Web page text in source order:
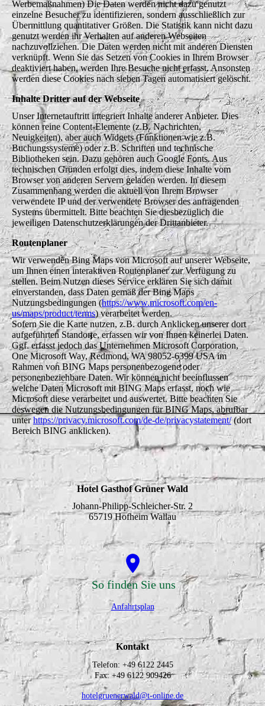
Werbemaßnahmen) Die Daten werden nicht dazu genutzt
einzelne Besucher zu identifizieren, sondern ausschließlich zur
Übermittlung quantitativer Größen. Die Statistik kann nicht dazu
genutzt werden ihr Verhalten auf anderen Webseiten
nachzuvollziehen. Die Daten werden nicht mit anderen Diensten
verknüpft. Wenn Sie das Setzen von Cookies in Ihrem Browser
deaktiviert haben, werden Ihre Besuche nicht erfasst. Ansonsten
werden diese Cookies nach sieben Tagen automatisiert gelöscht.
Inhalte Dritter auf der Webseite
Unser Internetauftritt integriert Inhalte anderer Anbieter. Dies
können reine Content-Elemente (z.B. Nachrichten,
Neuigkeiten), aber auch Widgets (Funktionen wie z.B.
Buchungssysteme) oder z.B. Schriften und technische
Bibliotheken sein. Dazu gehören auch Google Fonts. Aus
technischen Gründen erfolgt dies, indem diese Inhalte vom
Browser von anderen Servern geladen werden. In diesem
Zusammenhang werden die aktuell von Ihrem Browser
verwendete IP und der verwendete Browser des anfragenden
Systems übermittelt. Bitte beachten Sie diesbezüglich die
jeweiligen Datenschutzerklärungen der Drittanbieter.
Routenplaner
Wir verwenden Bing Maps von Microsoft auf unserer Webseite,
um Ihnen einen interaktiven Routenplaner zur Verfügung zu
stellen. Beim Nutzen dieses Service erklären Sie sich damit
einverstanden, dass Daten gemäß der Bing Maps
Nutzungsbedingungen (https://www.microsoft.com/en-
us/maps/product/terms) verarbeitet werden.
Sofern Sie die Karte nutzen, z.B. durch Anklicken unserer dort
aufgeführten Standorte, erfassen wir von Ihnen keinerlei Daten.
Ggf. erfasst jedoch das Unternehmen Microsoft Corporation,
One Microsoft Way, Redmond, WA 98052-6399 USA im
Rahmen von BING Maps personenbezogene oder
personenbeziehbare Daten. Wir können nicht beeinflussen
welche Daten Microsoft mit BING Maps erfasst, noch wie
Microsoft diese verarbeitet und auswertet. Bitte beachten Sie
deswegen die Nutzungsbedingungen für BING Maps, abrufbar
unterhttps://privacy.microsoft.com/de-de/privacystatement/(dort
Bereich BING anklicken).
Hotel Gasthof Grüner Wald
Johann-Philipp-Schleicher-Str. 2
65719 Hofheim Wallau
So finden Sie uns
Anfahrtsplan
Kontakt
Telefon: +49 6122 2445
Fax: +49 6122 909426
hotelgruenerwald@t-online.de